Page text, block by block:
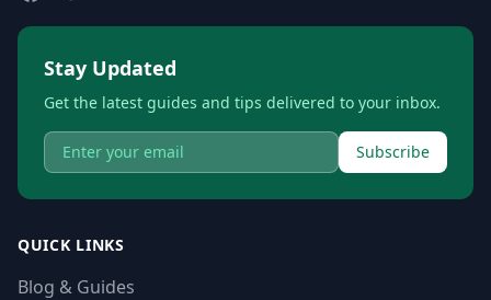
Stay Updated
Get the latest guides and tips delivered to your inbox.
Subscribe
QUICK LINKS
Blog & Guides